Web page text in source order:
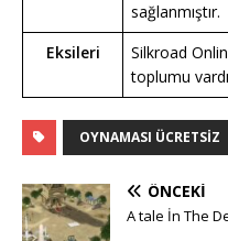
sağlanmıştır.
Eksileri
Silkroad
toplumu
OYNAMASI ÜCRETSIZ
ÖNCEKI
A tale İn The